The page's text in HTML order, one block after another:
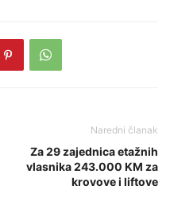
Naredni članak
Za 29 zajednica etažnih
vlasnika 243.000 KM za
krovove i liftove